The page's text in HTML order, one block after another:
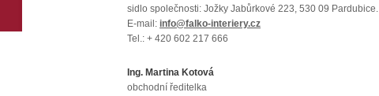
sidlo společnosti: Jožky Jabůrkové 223, 530 09 Pardubice.
E-mail: info@falko-interiery.cz
Tel.: + 420 602 217 666
Ing. Martina Kotová
obchodní ředitelka